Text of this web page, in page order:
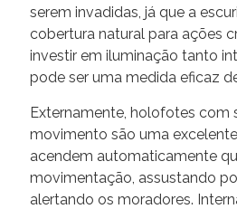
serem invadidas, já que a
cobertura natural para ações
investir em iluminação tanto
pode ser uma medida eficaz
Externamente, holofotes com
movimento são uma
acendem automaticamente
movimentação, assustando
alertando os moradores.